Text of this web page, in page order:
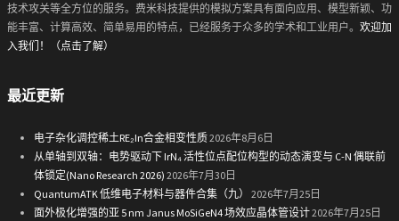
技术攻关等全方位的服务。费米科技提供的模拟方案具有面向应用、模型新颖、功
能丰富、计算高效、简单易用的特点，已经服务于众多的学术和工业用户。 欢迎加
入我们！（点击了解）
最近更新
电子杂化调控稀土RE₂In合金相变性质2026年8月6日
从单轴到双轴：电势驱动下 IrN₄ 活性位点配位构型的动态演变与 C-N 偶联前
体锁定(Nano Research 2026) 2026年7月30日
QuantumATK 低维电子材料与器件合集（九）
2026年7月25日
面外极化增强的亚 5 nm Janus MoSiGeN4 场效应晶体管设计2026年7月25日